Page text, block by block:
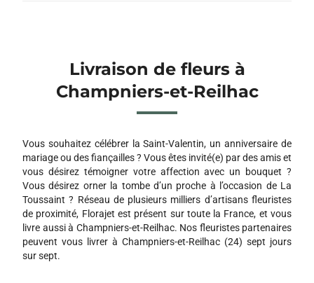
Livraison de fleurs à
Champniers-et-Reilhac
Vous souhaitez célébrer la Saint-Valentin, un anniversaire de
mariage ou des fiançailles ? Vous êtes invité(e) par des amis et
vous désirez témoigner votre affection avec un bouquet ?
Vous désirez orner la tombe d’un proche à l’occasion de La
Toussaint ? Réseau de plusieurs milliers d’artisans fleuristes
de proximité, Florajet est présent sur toute la France, et vous
livre aussi à Champniers-et-Reilhac. Nos fleuristes partenaires
peuvent vous livrer à Champniers-et-Reilhac (24) sept jours
sur sept.